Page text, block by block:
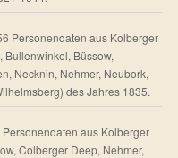
Personendaten aus Kolberger
Bullenwinkel, Büssow,
Necknin, Nehmer, Neubork,
des Jahres 1835.
aus Kolberger
Colberger Deep, Nehmer,